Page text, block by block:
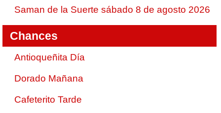
Saman de la Suerte sábado 8 de agosto 2026
Chances
Antioqueñita Día
Dorado Mañana
Cafeterito Tarde